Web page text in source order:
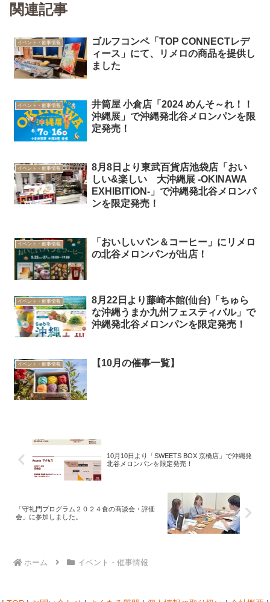
関連記事
イベント・催事情報
ゴルフコンペ「TOP CONNECTレデ
ィース」にて、リメロの商品を提供し
ました
イベント・催事情報
井筒屋 小倉店「2024 めんそ～れ！！
沖縄展」で沖縄発北谷メロンパンを限
定発売！
イベント・催事情報
8月8日より東武百貨店池袋店「おい
しい&楽しい 大沖縄展 -OKINAWA
EXHIBITION-」で沖縄発北谷メロンパ
ンを限定発売！
イベント・催事情報
「おいしいパン＆コーヒー」にリメロ
の北谷メロンパンが出店！
イベント・催事情報
8月22日より藤崎本館(仙台)「ちゅら
な沖縄うまか九州フェスティバル」で
沖縄発北谷メロンパンを限定発売！
イベント・催事情報 【10月の催事一覧】
10月10日より「SWEETS BOX 京橋店」で沖縄発
北谷メロンパンを限定発売！
「守礼門プログラム２０２４食の商談会・評価
会」に参加しました。
ホーム イベント・催事情報